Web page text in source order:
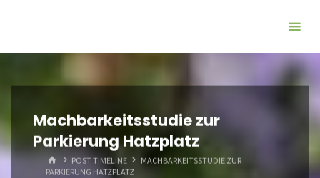
Machbarkeitsstudie zur
Parkierung Hatzplatz
START
POST TIMELINE
MACHBARKEITSSTUDIE ZUR
PARKIERUNG HATZPLATZ